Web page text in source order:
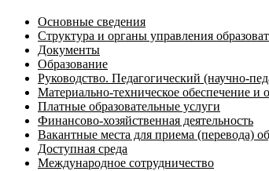
Основные сведения
Структура и органы управления
Документы
Образование
Руководство. Педагогический (научно-
Материально-техническое обеспечение и
Платные образовательные услуги
Финансово-хозяйственная деятельность
Вакантные места для приема (перевода)
Доступная среда
Международное сотрудничество